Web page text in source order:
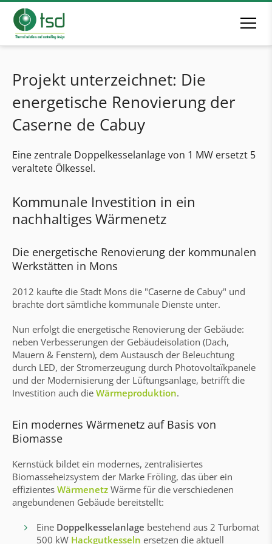
Projekt unterzeichnet: Die
energetische Renovierung der
Caserne de Cabuy
Eine zentrale Doppelkesselanlage von 1 MW ersetzt 5
veraltete Ölkessel.
Kommunale Investition in ein
nachhaltiges Wärmenetz
Die energetische Renovierung der kommunalen
Werkstätten in Mons
2012 kaufte die Stadt Mons die "Caserne de Cabuy" und
brachte dort sämtliche kommunale Dienste unter.
Nun erfolgt die energetische Renovierung der Gebäude:
neben Verbesserungen der Gebäudeisolation (Dach,
Mauern & Fenstern), dem Austausch der Beleuchtung
durch LED, der Stromerzeugung durch Photovoltaïkpanele
und der Modernisierung der Lüftungsanlage, betrifft die
Investition auch die Wärmeproduktion.
Ein modernes Wärmenetz auf Basis von
Biomasse
Kernstück bildet ein modernes, zentralisiertes
Biomasseheizsystem der Marke Fröling, das über ein
effizientes Wärmenetz Wärme für die verschiedenen
angebundenen Gebäude bereitstellt:
Eine Doppelkesselanlage bestehend aus 2 Turbomat
500 kW Hackgutkesseln ersetzen die aktuell